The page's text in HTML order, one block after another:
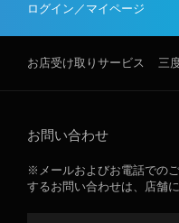
ログイン／マイページ
お店受け取りサービス 三
お問い合わせ
※メールおよびお電話での
するお問い合わせは、店舗